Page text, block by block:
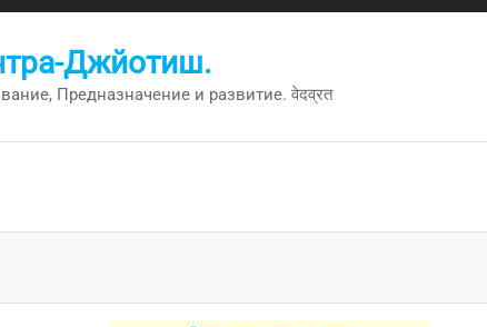
Джйотиш.
Предназначение и развитие. वेदव्रत